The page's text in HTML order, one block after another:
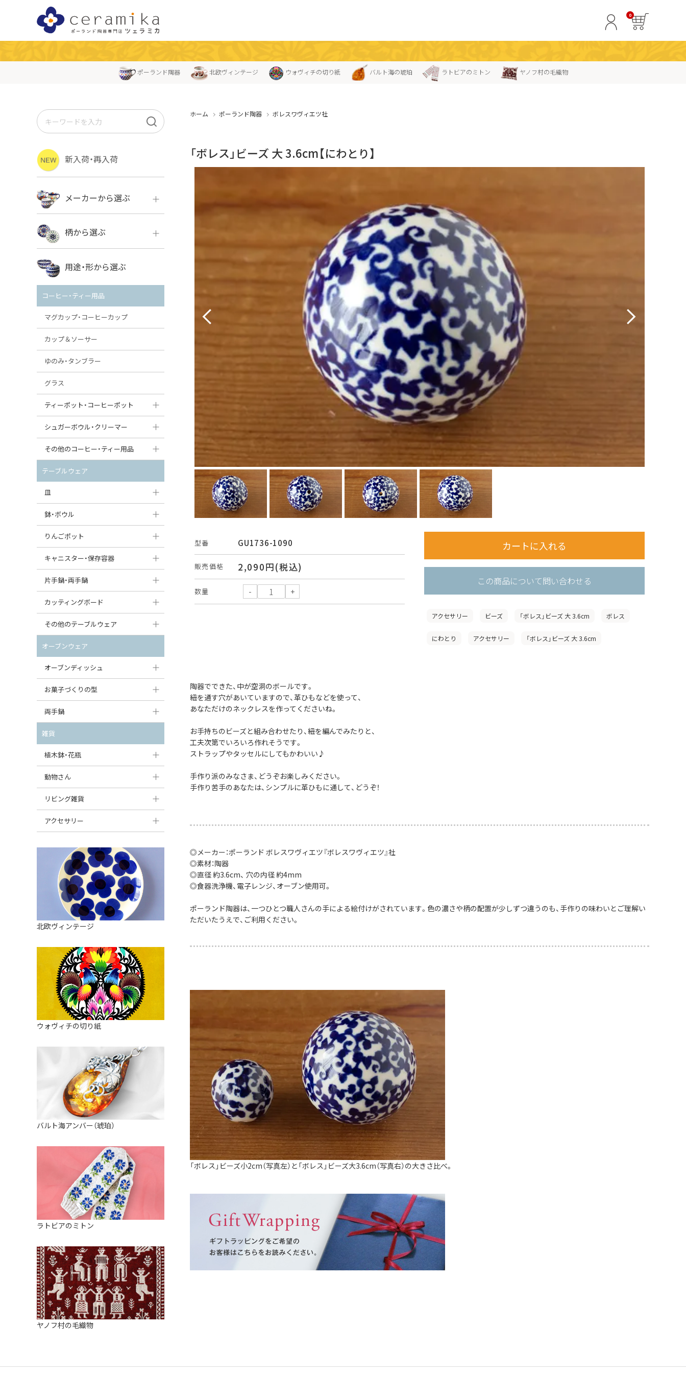
0
ポーランド陶器 北欧ヴィンテージ ウォヴィチの切り紙 バルト海の琥珀 ラトビアのミトン ヤノフ村の毛織物
ホーム ポーランド陶器 ボレスワヴィエツ社
「ボレス」ビーズ 大 3.6cm【にわとり】
型番 GU1736-1090
販売価格 2,090円(税込)
数量
この商品について問い合わせる
アクセサリー ビーズ 「ボレス」ビーズ 大 3.6cm ボレス
にわとり アクセサリー 「ボレス」ビーズ 大 3.6cm
陶器でできた、中が空洞のボールです。
紐を通す穴があいていますので、革ひもなどを使って、
あなただけのネックレスを作ってくださいね。
お手持ちのビーズと組み合わせたり、紐を編んでみたりと、
工夫次第でいろいろ作れそうです。
ストラップやタッセルにしてもかわいい♪
手作り派のみなさま、どうぞお楽しみください。
手作り苦手のあなたは、シンプルに革ひもに通して、どうぞ！
◎メーカー：ポーランド ボレスワヴィエツ『ボレスワヴィエツ』社
◎素材：陶器
◎直径 約3.6cm、 穴の内径 約4mm
◎食器洗浄機、電子レンジ、オーブン使用可。
ポーランド陶器は、一つひとつ職人さんの手による絵付けがされています。色の濃さや柄の配置が少しずつ違うのも、手作りの味わいとご理解い
ただいたうえで、ご利用ください。
「ボレス」ビーズ小2cm（写真左）と「ボレス」ビーズ大3.6cm（写真右）の大きさ比べ。
新入荷・再入荷
メーカーから選ぶ
ボレス
VENA
ミレナ
柄から選ぶ
ボレス
用途・形から選ぶ
コーヒー・ティー用品
マグカップ・コーヒーカップ
カップ＆ソーサー
ゆのみ・タンブラー
グラス
ティーポット・コーヒーポット
ティーポット
コーヒーポット
シュガーボウル・クリーマー
シュガーボウル
クリーマー
その他のコーヒー・ティー用品
ポットウォーマー
ピッチャー
コーヒードリッパー
すべて見る
テーブルウェア
皿
大皿（24cm〜）
中皿（18〜24cm）
丸皿
スープ皿
ダルマプレート
たまご型プレート
ハート型プレート
変形プレート
分割ディッシュ
すべて見る
鉢・ボウル
大鉢（21cm〜）
中鉢（16〜21cm）
丸鉢・どんぶり・ボウル
茶碗
オーバルボウル
ハートボウル
葉っぱ型ボウル
りんご型ボウル
いちご型ボウル
星型ボウル
スープカップ
そば猪口・フリーカップ
ココット
薬味入れ
ミキシングボウル
すべて見る
りんごポット
りんごポット
りんごポット小
キャニスター・保存容器
キャニスター
つぼ
ガーリックポット
オニオンキャニスター
ガーリックキャニスター
チーズケース
バターディッシュ
六角形ポット
ボトル
すべて見る
片手鍋・両手鍋
ソースパン（片手鍋）
スープチュリーン
カッティングボード
角型カッティングボード
丸型カッティングボード
すべて見る
その他のテーブルウェア
調味料入れ
グレイヴィーボート
エッグカップ
ケーキスタンド
カトラリー
はしおき・カトラリーレスト
オーブンウェア
オーブンディッシュ
大型（24cm〜）
中型（18〜24cm）
スクエアオーブンディッシュ
オーバルオーブンディッシュ
すべて見る
お菓子づくりの型
パウンド型
マフィン型
すべて見る
両手鍋
チュリーン
キャセロール
すべて見る
雑貨
植木鉢・花瓶
植木鉢
花瓶
動物さん
フィギュア・置物
貯金箱
オーナメント
クリーマー
リビング雑貨
スツール
バス・洗面用品
家具小物
小物入れ
アロマポット
バスケット
装飾用タイル・プレート
ミニチュア
天使さま
カードスタンド
マグネット
すべて見る
アクセサリー
ペンダントトップ
すべて見る
北欧ヴィンテージ
ウォヴィチの切り紙
バルト海アンバー（琥珀）
ラトビアのミトン
ヤノフ村の毛織物